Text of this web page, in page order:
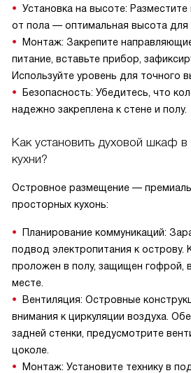
Установка на высоте: Разместите
от пола — оптимальная высота для
Монтаж: Закрепите
питание, вставьте прибор,
Используйте уровень для точного
Безопасность: Убедитесь, что
надежно закреплена к стене и полу.
Как установить духовой шкаф в
кухни?
Островное размещение —
просторных кухонь:
Планирование коммуникаций:
подвод электропитания к острову.
проложен в полу, защищен гофрой,
месте.
Вентиляция: Островные
внимания к циркуляции воздуха.
задней стенки, предусмотрите
цоколе.
Монтаж: Установите технику в